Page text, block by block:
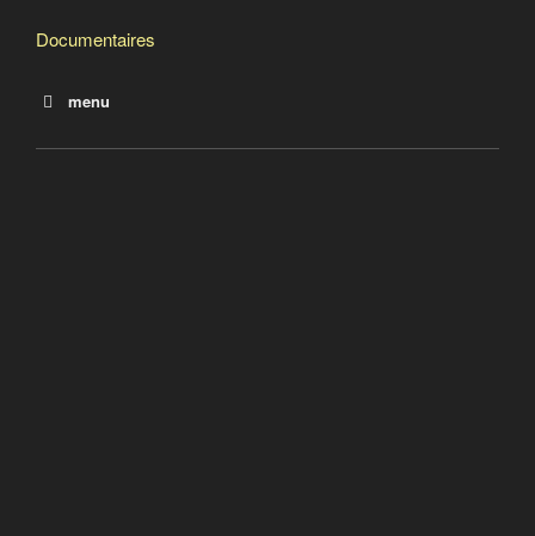
Documentaires
menu